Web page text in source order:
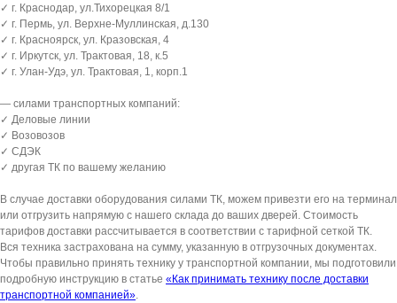
✓ г. Краснодар, ул.Тихорецкая 8/1
✓ г. Пермь, ул. Верхне-Муллинская, д.130
✓ г. Красноярск, ул. Кразовская, 4
✓ г. Иркутск, ул. Трактовая, 18, к.5
✓ г. Улан-Удэ, ул. Трактовая, 1, корп.1
— силами транспортных компаний:
✓ Деловые линии
✓ Возовозов
✓ СДЭК
✓ другая ТК по вашему желанию
В случае доставки оборудования силами ТК, можем привезти его на терминал
или отгрузить напрямую с нашего склада до ваших дверей. Стоимость
тарифов доставки рассчитывается в соответствии с тарифной сеткой ТК.
Вся техника застрахована на сумму, указанную в отгрузочных документах.
Чтобы правильно принять технику у транспортной компании, мы подготовили
подробную инструкцию в статье «Как принимать технику после доставки
транспортной компанией».